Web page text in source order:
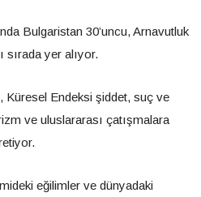
Bulgaristan 30’uncu, Arnavutluk
sırada yer alıyor.
Küresel Endeksi şiddet, suç ve
ve uluslararası çatışmalara
eğilimler ve dünyadaki